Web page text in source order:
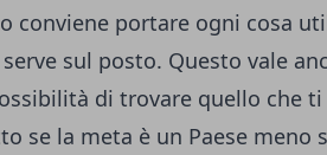
conviene portare ogni cosa
sul posto. Questo vale
di trovare quello che
se la meta è un Paese meno